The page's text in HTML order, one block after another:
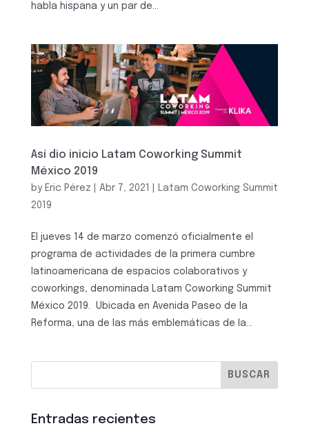
habla hispana y un par de...
Así dio inicio Latam Coworking Summit
México 2019
by Eric Pérez Abr 7, 2021
Latam Coworking Summit
2019
El jueves 14 de marzo comenzó oficialmente el
programa de actividades de la primera cumbre
latinoamericana de espacios colaborativos y
coworkings, denominada Latam Coworking Summit
México 2019. Ubicada en Avenida Paseo de la
Reforma, una de las más emblemáticas de la...
Entradas recientes